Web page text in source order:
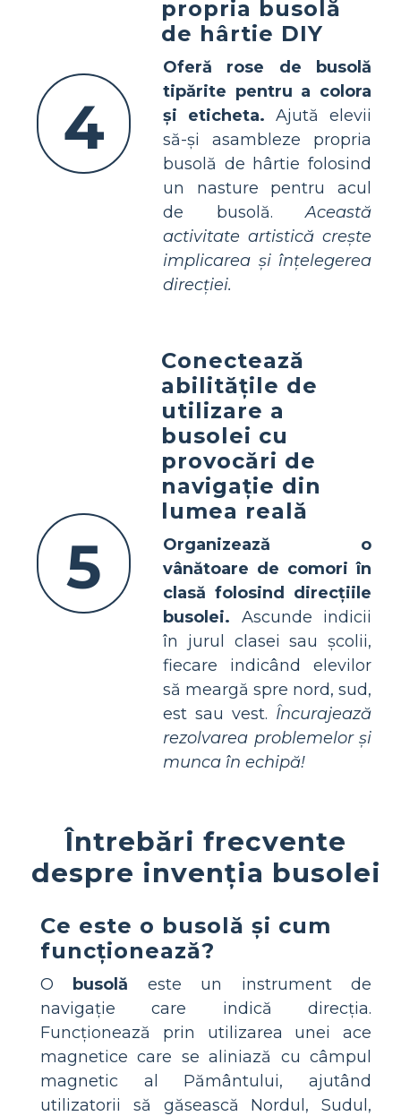
4
propria busolă
de hârtie DIY
Oferă rose de busolă
tipărite pentru a colora
și eticheta. Ajută elevii
să-și asambleze propria
busolă de hârtie folosind
un nasture pentru acul
de busolă.Această
activitate artistică crește
implicarea și înțelegerea
direcției.
5
Conectează
abilitățile de
utilizare a
busolei cu
provocări de
navigație din
lumea reală
Organizează o
vânătoare de comori în
clasă folosind direcțiile
busolei. Ascunde indicii
în jurul clasei sau școlii,
fiecare indicând elevilor
să meargă spre nord, sud,
est sau vest. Încurajează
rezolvarea problemelor și
munca în echipă!
Întrebări frecvente
despre invenția busolei
Ce este o busolă și cum
funcționează?
O busolă este un instrument de
navigație care indică direcția.
Funcționează prin utilizarea unei ace
magnetice care se aliniază cu câmpul
magnetic al Pământului, ajutând
utilizatorii să găsească Nordul, Sudul,